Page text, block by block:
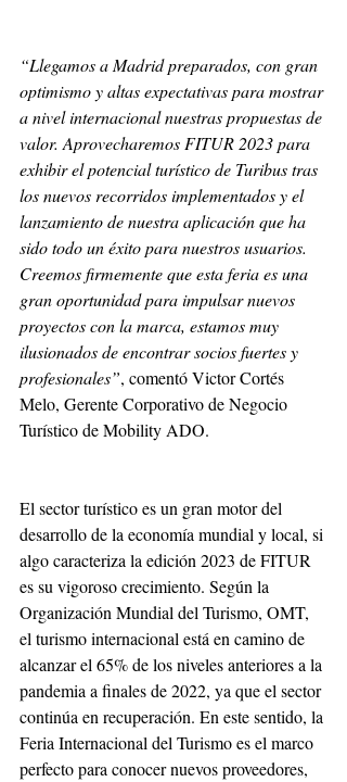
“Llegamos a Madrid preparados, con gran
optimismo y altas expectativas para mostrar
a nivel internacional nuestras propuestas de
valor. Aprovecharemos FITUR 2023 para
exhibir el potencial turístico de Turibus tras
los nuevos recorridos implementados y el
lanzamiento de nuestra aplicación que ha
sido todo un éxito para nuestros usuarios.
Creemos firmemente que esta feria es una
gran oportunidad para impulsar nuevos
proyectos con la marca, estamos muy
ilusionados de encontrar socios fuertes y
profesionales”, comentó Victor Cortés
Melo, Gerente Corporativo de Negocio
Turístico de Mobility ADO.
El sector turístico es un gran motor del
desarrollo de la economía mundial y local, si
algo caracteriza la edición 2023 de FITUR
es su vigoroso crecimiento. Según la
Organización Mundial del Turismo, OMT,
el turismo internacional está en camino de
alcanzar el 65% de los niveles anteriores a la
pandemia a finales de 2022, ya que el sector
continúa en recuperación. En este sentido, la
Feria Internacional del Turismo es el marco
perfecto para conocer nuevos proveedores,